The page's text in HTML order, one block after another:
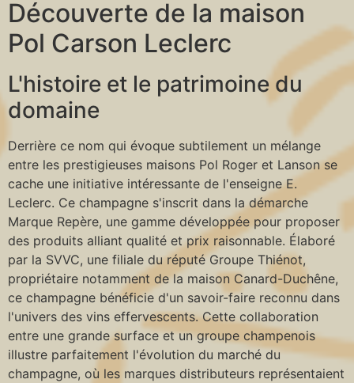
Découverte de la maison
Pol Carson Leclerc
L'histoire et le patrimoine du
domaine
Derrière ce nom qui évoque subtilement un mélange
entre les prestigieuses maisons Pol Roger et Lanson se
cache une initiative intéressante de l'enseigne E.
Leclerc. Ce champagne s'inscrit dans la démarche
Marque Repère, une gamme développée pour proposer
des produits alliant qualité et prix raisonnable. Élaboré
par la SVVC, une filiale du réputé Groupe Thiénot,
propriétaire notamment de la maison Canard-Duchêne,
ce champagne bénéficie d'un savoir-faire reconnu dans
l'univers des vins effervescents. Cette collaboration
entre une grande surface et un groupe champenois
illustre parfaitement l'évolution du marché du
champagne, où les marques distributeurs représentaient